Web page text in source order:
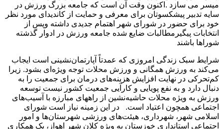
میسر می سازد .اکنون وقت آن است که جامعه بزرگ ورزش در
سایه تدبیر پیشکسوتان برای معرفی و حمایت از کاندیدای مورد نظر
خود برای حضور در شورای شهر اهتمام جدیدی داشته وپس از
انتخابات پیگیرمطالبات ضایع شده جامعه ورزش در ادوار گذشته
شوراها باشند
شرایط سبک زندگی امروزی که عمدتاً آپارتمان‌نشینی است ایجاب
می‌کند به ورزش همگانی و ورزش محلات توجه ویژه‌ای بشود. زیرا
کم‌تحرکی در نهایت افزایش هزینه‌های درمان برای جمعیت را به
دنبال دارد و به نفع پویایی و کارآیی جمعیت کشور نیست توسعه
ورزش به ویژه محلات حاشیه‌نشین از راههای مبارزه با آسیب‌های
اجتماعی همچون اعتیاد است. در این زمینه نیاز است شورای
اسلامی شهر، شهرداری، هیئت‌های ورزشی شهرستان‌ها و امور
اجتماعی استانداری خوزستان به ویژه کلان شهر اهواز، یک همکاری